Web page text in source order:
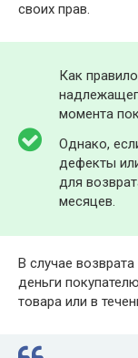
своих прав.
Как
момента
Однако,
дефекты
для
месяцев.
В случае
деньги
товара или в